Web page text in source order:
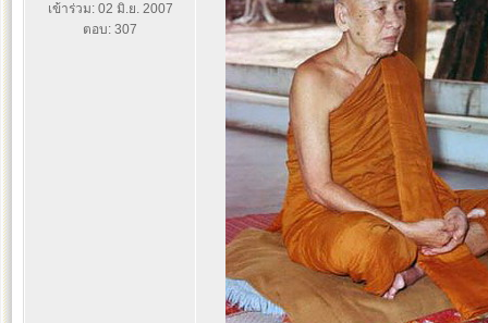
เข้าร่วม: 02 มิ.ย. 2007
ตอบ: 307